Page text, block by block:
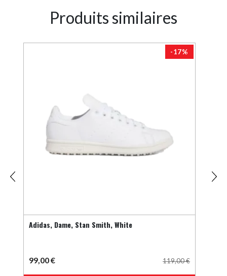
Produits similaires
-17%
Adidas, Dame, Stan Smith, White
99,00€ 119,00€